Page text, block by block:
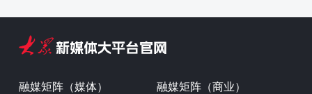
融媒矩阵（媒体） 融媒矩阵（商业）